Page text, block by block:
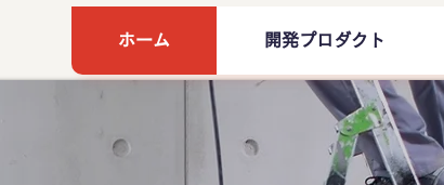
ホーム 開発プロダクト